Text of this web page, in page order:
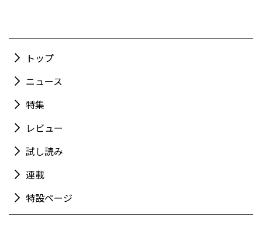
トップ
ニュース
特集
レビュー
試し読み
連載
特設ページ